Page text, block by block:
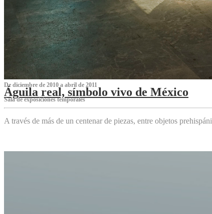
De diciembre de 2010 a abril de 2011
Águila real, símbolo vivo de México
Sala de exposiciones temporales
A través de más de un centenar de piezas, entre objetos